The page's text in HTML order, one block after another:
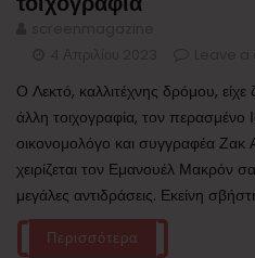
Ο Λεκτό, καλλιτέχνης δρόμου, είχε
άλλη τοιχογραφία, τον περασμένο
οικονομολόγο και συγγραφέα Ζακ
χειρίζεται τον Εμανουέλ Μακρόν
μεγάλες αντιδράσεις. Εκείνη
Περισσότερα